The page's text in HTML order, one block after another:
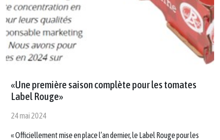
«Une première saison complète pour les tomates
Label Rouge»
24 mai 2024
« Officiellement mise en place l’an dernier, le Label Rouge pour les